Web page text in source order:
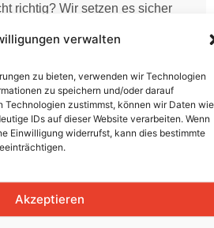
verwalten
zu bieten, verwenden wir Technologien
zu speichern und/oder darauf
Technologien zustimmst, können wir Daten wie
IDs auf dieser Website verarbeiten. Wenn
Einwilligung widerrufst, kann dies bestimmte
Akzeptieren
richtig? Wir setzen es sicher
in Ordnung.
& LCD)
defektes Display? Wir tauschen
aus, damit dein Smartphone
€ 140
fachgerecht für volle Leistung.
€ 170